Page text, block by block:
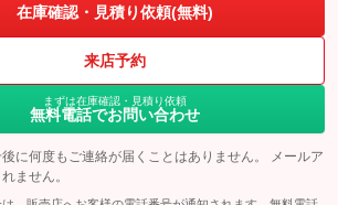
在庫確認・見積り依頼(無料)
来店予約
まずは在庫確認・見積り依頼
無料電話でお問い合わせ
に何度もご連絡が届くことはありません。 メールア
ません。